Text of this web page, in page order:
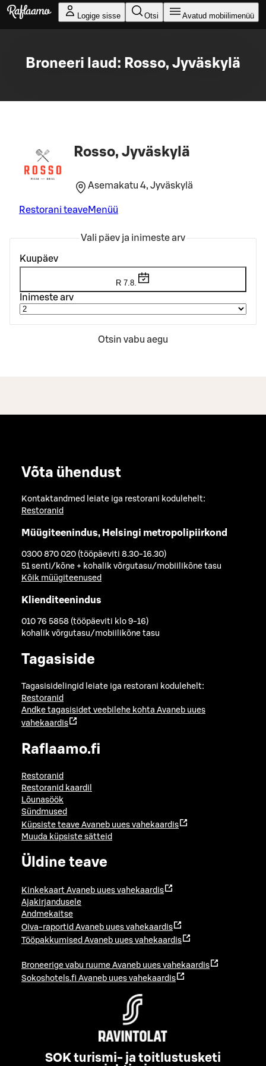
Liigu peamise sisu juurde
Logige sisse Otsi Avatud mobiilimenüü
Broneeri laud: Rosso, Jyväskylä
Rosso, Jyväskylä
Asemakatu 4, Jyväskylä
Restorani teaveMenüü
Vali päev ja inimeste arv
Kuupäev
R 7.8.
Inimeste arv
Otsin vabu aegu
Võta ühendust
Kontaktandmed leiate iga restorani kodulehelt:
Restoranid
Müügiteenindus, Helsingi metropolipiirkond
0300 870 020 (tööpäeviti 8.30-16.30)
51 senti/kõne + kohalik võrgutasu/mobiilikõne tasu
Kõik müügiteenused
Klienditeenindus
010 76 5858 (tööpäeviti klo 9-16)
kohalik võrgutasu/mobiilikõne tasu
Tagasiside
Tagasisidelingid leiate iga restorani kodulehelt:
Restoranid
Andke tagasisidet veebilehe kohta Avaneb uues
vahekaardis
Raflaamo.fi
Restoranid
Restoranid kaardil
Lõunasöök
Sündmused
Küpsiste teave Avaneb uues vahekaardis
Muuda küpsiste sätteid
Üldine teave
Kinkekaart Avaneb uues vahekaardis
Ajakirjandusele
Andmekaitse
Oiva-raportid Avaneb uues vahekaardis
Tööpakkumised Avaneb uues vahekaardis
Broneerige vabu ruume Avaneb uues vahekaardis
Sokoshotels.fi Avaneb uues vahekaardis
SOK turismi- ja toitlustusketi